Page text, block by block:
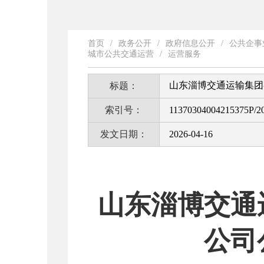
首页 / 政务公开 / 政府信息公开 /
公共企
城市公共交通运营
/ 运营服务
标题： 山东淄博交通运输集
索引号： 11370304004215375P/
发文日期： 2026-04-16
山东淄博交
公司